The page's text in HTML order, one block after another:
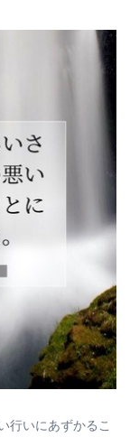
行いにあずかるこ